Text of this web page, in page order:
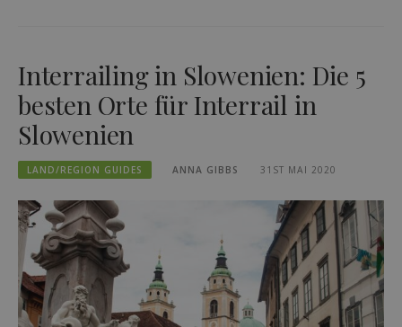
Interrailing in Slowenien: Die 5
besten Orte für Interrail in
Slowenien
LAND/REGION GUIDES ANNA GIBBS 31ST MAI 2020